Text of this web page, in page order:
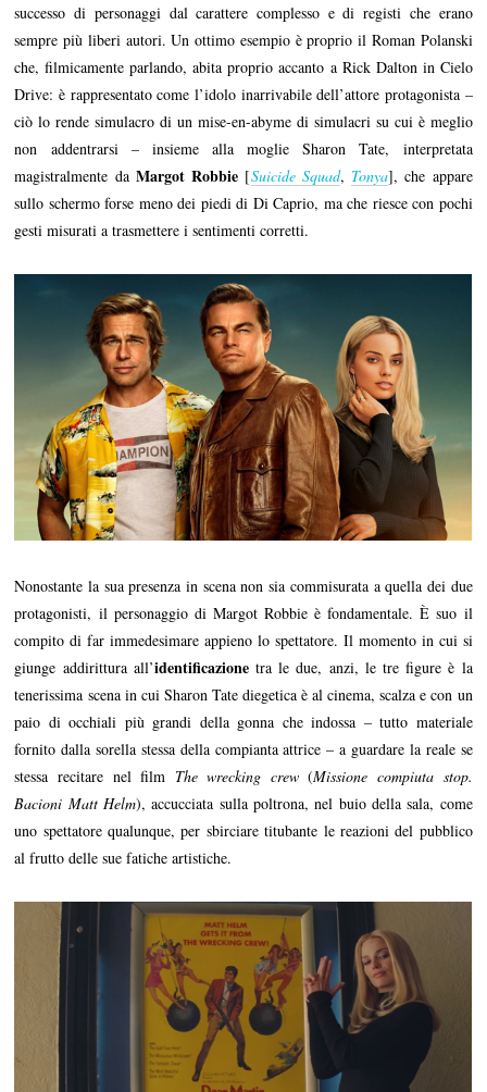
successo di personaggi dal carattere complesso e di registi che erano
sempre più liberi autori. Un ottimo esempio è proprio il Roman Polanski
che, filmicamente parlando, abita proprio accanto a Rick Dalton in Cielo
Drive: è rappresentato come l’idolo inarrivabile dell’attore protagonista –
ciò lo rende simulacro di un mise-en-abyme di simulacri su cui è meglio
non addentrarsi – insieme alla moglie Sharon Tate, interpretata
magistralmente da Margot Robbie [Suicide Squad, Tonya], che appare
sullo schermo forse meno dei piedi di Di Caprio, ma che riesce con pochi
gesti misurati a trasmettere i sentimenti corretti.
Nonostante la sua presenza in scena non sia commisurata a quella dei due
protagonisti, il personaggio di Margot Robbie è fondamentale. È suo il
compito di far immedesimare appieno lo spettatore. Il momento in cui si
giunge addirittura all’identificazionetra le due, anzi, le tre figure è la
tenerissima scena in cui Sharon Tate diegetica è al cinema, scalza e con un
paio di occhiali più grandi della gonna che indossa – tutto materiale
fornito dalla sorella stessa della compianta attrice – a guardare la reale se
stessa recitare nel film The wrecking crew(Missione compiuta stop.
Bacioni Matt Helm), accucciata sulla poltrona, nel buio della sala, come
uno spettatore qualunque, per sbirciare titubante le reazioni del pubblico
al frutto delle sue fatiche artistiche.